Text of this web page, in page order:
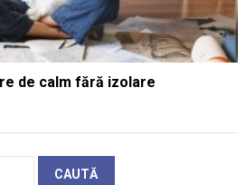
de calm fără izolare